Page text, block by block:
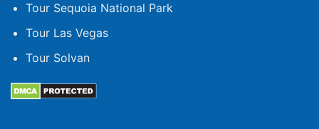
Tour Sequoia National Park
Tour Las Vegas
Tour Solvan